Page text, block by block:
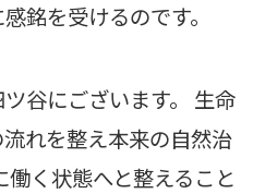
銘を受けるのです。
谷にございます。 生命
れを整え本来の自然治
く状態へと整えること